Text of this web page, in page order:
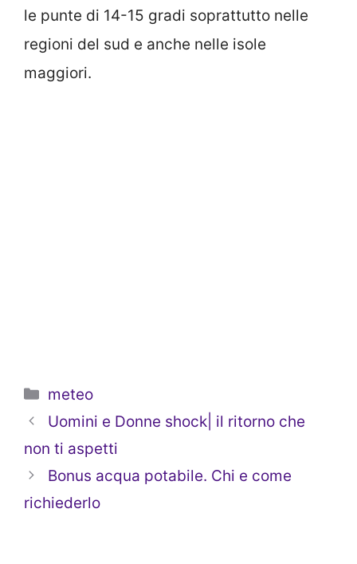
le punte di 14-15 gradi soprattutto nelle
regioni del sud e anche nelle isole
maggiori.
Categorie
meteo
Uomini e Donne shock| il ritorno che
non ti aspetti
Bonus acqua potabile. Chi e come
richiederlo